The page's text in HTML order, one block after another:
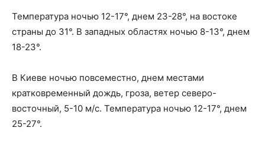
Температура ночью 12-17°, днем 23-28°, на востоке
страны до 31°. В западных областях ночью 8-13°, днем
18-23°.
В Киеве ночью повсеместно, днем местами
кратковременный дождь, гроза, ветер северо-
восточный, 5-10 м/с. Температура ночью 12-17°, днем
25-27°.